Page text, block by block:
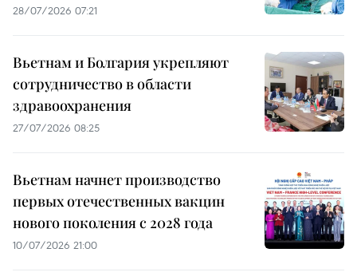
28/07/2026 07:21
Вьетнам и Болгария укрепляют
сотрудничество в области
здравоохранения
27/07/2026 08:25
Вьетнам начнет производство
первых отечественных вакцин
нового поколения с 2028 года
10/07/2026 21:00